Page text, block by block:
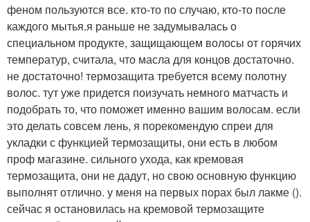
феном пользуются все. кто-то по случаю, кто-то после
каждого мытья.я раньше не задумывалась о
специальном продукте, защищающем волосы от горячих
температур, считала, что масла для концов достаточно.
не достаточно! термозащита требуется всему полотну
волос. тут уже придется поизучать немного матчасть и
подобрать то, что поможет именно вашим волосам. если
это делать совсем лень, я порекомендую спреи для
укладки с функцией термозащиты, они есть в любом
проф магазине. сильного ухода, как кремовая
термозащита, они не дадут, но свою основную функцию
выполнят отлично. у меня на первых порах был лакме ().
сейчас я остановилась на кремовой термозащите